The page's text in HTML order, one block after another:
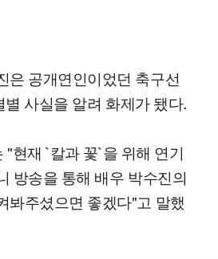
은 공개연인이었던 축구선
사실을 알려 화제가 됐다.
"현재 `칼과 꽃`을 위해 연기
방송을 통해 배우 박수진의
봐주셨으면 좋겠다"고 말했